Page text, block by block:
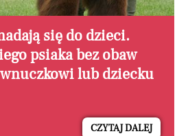
się do dzieci.
psiaka bez obaw
lub dziecku
CZYTAJ DALEJ